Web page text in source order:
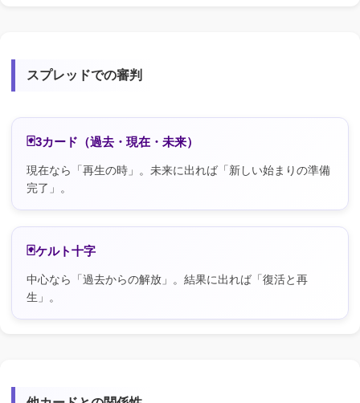
スプレッドでの審判
3カード（過去・現在・未来）
現在なら「再生の時」。未来に出れば「新しい始まりの準備
完了」。
ケルト十字
中心なら「過去からの解放」。結果に出れば「復活と再
生」。